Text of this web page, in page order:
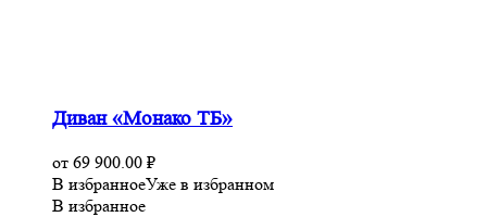
Диван «Монако ТБ»
от 69 900.00 ₽
В избранноеУже в избранном
В избранное